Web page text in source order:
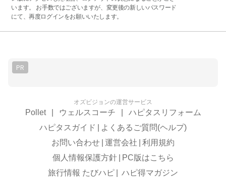
います。 お手数ではございますが、変更後の新しいパスワード
にて、再度ログインをお願いいたします。
PR
オズビジョンの運営サービス
Pollet ウェルスコーチ
ハピタスリフォーム
ハピタスガイド
よくあるご質問(ヘルプ)
お問い合わせ 運営会社
利用規約
個人情報保護方針
PC版はこちら
旅行情報 たびハピ
ハピ得マガジン